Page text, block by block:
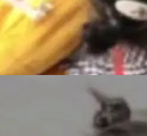
消息队
再到联运与
全球市场
化销售负
核心诉求
能够持续
ELITE
全新主板
技嘉在X3
玩家带来
ELI
审
得不够
从两天的